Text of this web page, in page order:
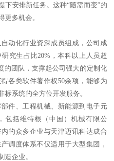
下安排新任务。这种“随需而变”的
更多机会。
动化行业资深成员组成，公司成
究生占比20%，本科以上人员超
的团队，支撑起公司强大的定制化
各类软件著作权50余项，能够为
系统的全方位开发服务。
件、工程机械、新能源到电子元
包括维特根（中国）机械有限公
的众多企业与天津迈讯科达成合
调度体系不仅适用于大型集团，
造企业。